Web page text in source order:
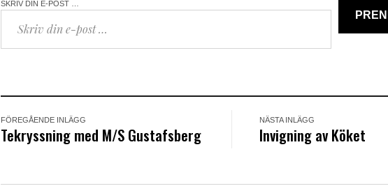
SKRIV DIN E-POST …
FÖREGÅENDE INLÄGG
Tekryssning med M/S Gustafsberg
NÄSTA INLÄGG
Invigning av Köket